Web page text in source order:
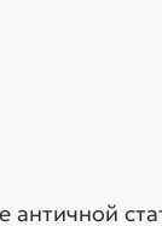
античной